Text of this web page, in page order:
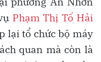
Phạm Thị Tố Hải
lại tổ chức bộ máy
quan mà còn là